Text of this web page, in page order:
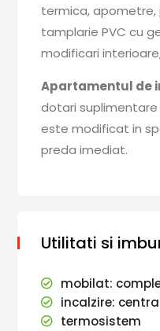
termica, apometre,
tamplarie PVC cu
modificari
Apartamentul de
dotari
este modificat in
preda imediat.
Utilitati si
mobilat:
incalzire:
termosistem